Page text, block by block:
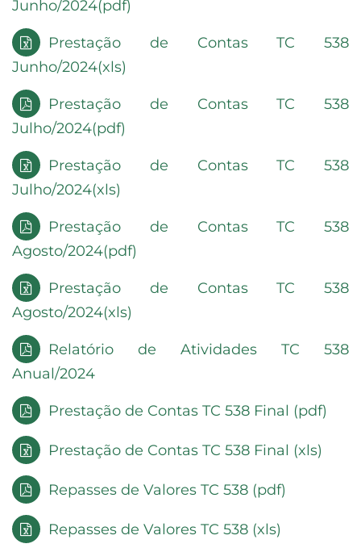
Junho/2024(pdf)
Prestação de Contas TC 538
Junho/2024(xls)
Prestação de Contas TC 538
Julho/2024(pdf)
Prestação de Contas TC 538
Julho/2024(xls)
Prestação de Contas TC 538
Agosto/2024(pdf)
Prestação de Contas TC 538
Agosto/2024(xls)
Relatório de Atividades TC 538
Anual/2024
Prestação de Contas TC 538 Final (pdf)
Prestação de Contas TC 538 Final (xls)
Repasses de Valores TC 538 (pdf)
Repasses de Valores TC 538 (xls)